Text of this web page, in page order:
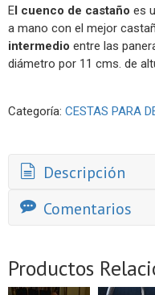
El cuenco de castaño es
a mano con el mejor
intermedio entre las
diámetro por 11 cms. de
Categoría: CESTAS PARA
Descripción
Comentarios
Productos